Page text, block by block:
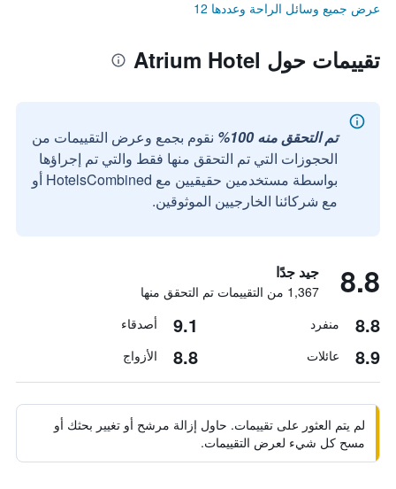
عرض جميع وسائل الراحة وعددها 12
تقييمات حول Atrium Hotel
تم التحقق منه 100%
نقوم بجمع وعرض التقييمات من
الحجوزات التي تم التحقق منها فقط والتي تم إجراؤها
بواسطة مستخدمين حقيقيين مع HotelsCombined أو
مع شركائنا الخارجيين الموثوقين.
8.8 جيد جدًا
1,367 من التقييمات تم التحقق منها
8.8 منفرد 9.1 أصدقاء
8.9 عائلات 8.8 الأزواج
لم يتم العثور على تقييمات. حاول إزالة مرشح أو تغيير بحثك أو
مسح كل شيء لعرض التقييمات.